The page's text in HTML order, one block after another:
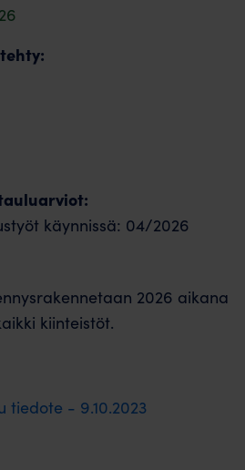
käynnissä: 04/2026
2026 aikana
kiinteistöt.
tiedote - 9.10.2023